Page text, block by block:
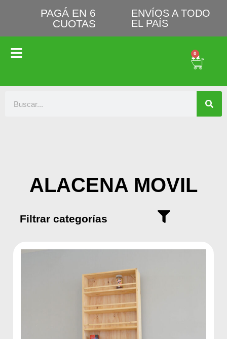
PAGÁ EN 6
CUOTAS
ENVÍOS A TODO
EL PAÍS
0
ALACENA MOVIL
Filtrar categorías